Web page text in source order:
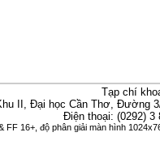
Tạp chí
II, Đại học Cần Thơ, Đường
Điện thoại: (0292)
16+, độ phân giải màn hình